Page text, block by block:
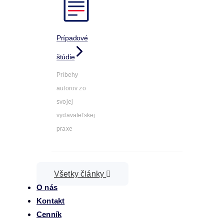
Prípadové
štúdie
Príbehy
autorov zo
svojej
vydavateľskej
praxe
Všetky články
O nás
Kontakt
Cenník